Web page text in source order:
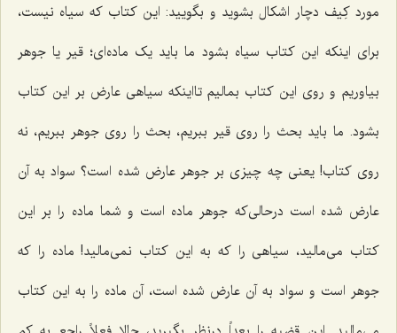
مورد کِیف دچار اشکال بشوید و بگویید: این کتاب که سیاه نیست،
برای اینکه این کتاب سیاه بشود ما باید یک ماده‌ای؛ قیر یا جوهر
بیاوریم و روی این کتاب بمالیم تااینکه سیاهی عارض بر این کتاب
بشود. ما باید بحث را روی قیر ببریم، بحث را روی جوهر ببریم، نه
روی کتاب! یعنی چه چیزی بر جوهر عارض شده است؟ سواد به آن
عارض شده است درحالی‌که جوهر ماده است و شما ماده را بر این
کتاب می‌مالید، سیاهی را که به این کتاب نمی‌مالید! ماده را که
جوهر است و سواد به آن عارض شده است، آن ماده را به این کتاب